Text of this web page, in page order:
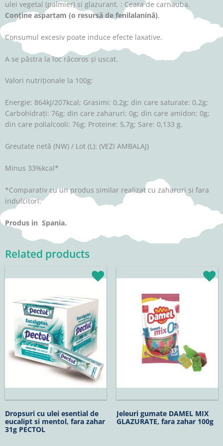
ulei vegetal (palmier) si glazurant. : Ceara de carnauba.
Conține aspartam (o resursă de fenilalanină).
Consumul excesiv poate induce efecte laxative.
A se păstra la loc răcoros și uscat.
Valori nutriționale la 100g:
Energie: 864kJ/207kcal; Grasimi: 0,2g; din care saturate: 0,2g;
Carbohidrați: 76g; din care zaharuri: 0g; din care amidon: 0g;
din care polialcooli: 76g; Proteine: 5,7g; Sare: 0,133 g.
Greutate netă (NW) / Lot (L): (VEZI AMBALAJ)
Minus 33%kcal*
*Comparativ cu un produs similar realizat cu zaharuri si fara
indulcitori.
Produs in Spania.
Related products
Dropsuri cu ulei esential de
eucalipt si mentol, fara zahar
31g PECTOL
Jeleuri gumate DAMEL MIX
GLAZURATE, fara zahar 100g